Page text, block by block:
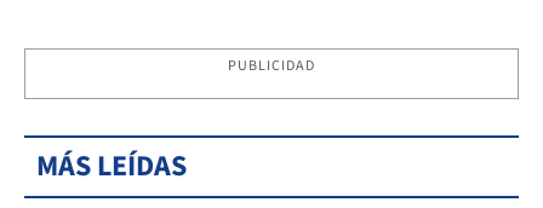
PUBLICIDAD
MÁS LEÍDAS